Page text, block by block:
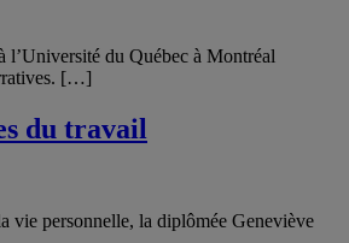
l’Université du Québec à Montréal
[…]
du travail
vie personnelle, la diplômée Geneviève